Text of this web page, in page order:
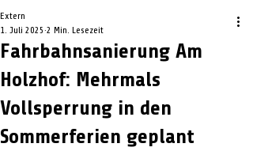
Fahrbahnsanierung Am
Holzhof: Mehrmals
Vollsperrung in den
Sommerferien geplant
Extern
1. Juli 2025 2 Min. Lesezeit